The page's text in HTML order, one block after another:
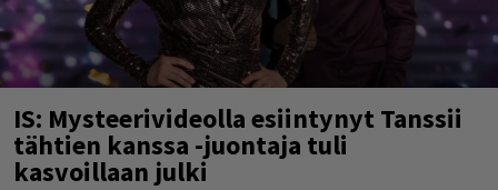
IS: Mysteerivideolla esiintynyt Tanssii
tähtien kanssa -juontaja tuli
kasvoillaan julki